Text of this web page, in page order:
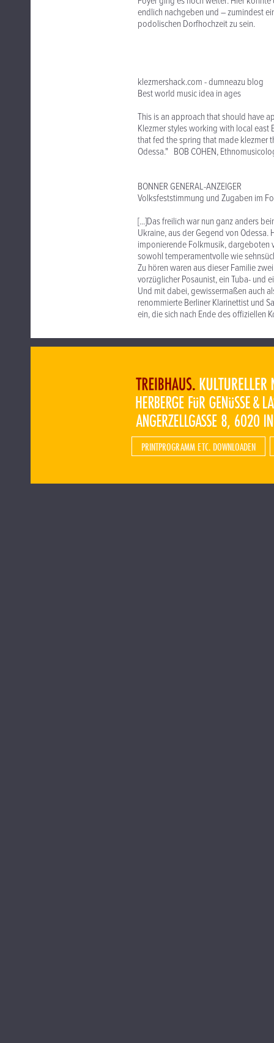
endlich nachgeben und – zumindest
podolischen Dorfhochzeit zu sein.
klezmershack.com - dumneazu blog
Best world music idea in ages
This is an approach that should have
Klezmer styles working with local
that fed the spring that made klezmer
Odessa." BOB COHEN,
BONNER GENERAL-ANZEIGER
Volksfeststimmung und Zugaben im
[...]Das freilich war nun ganz anders
Ukraine, aus der Gegend von
imponierende Folkmusik, dargeboten
sowohl temperamentvolle wie
Zu hören waren aus dieser Familie
vorzüglicher Posaunist, ein Tuba- und
Und mit dabei, gewissermaßen auch
renommierte Berliner Klarinettist und
ein, die sich nach Ende des offiziellen
PRINTPROGRAMM ETC. DOWNLOADEN